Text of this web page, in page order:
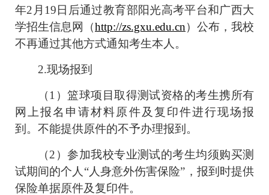
年2 月 19 日后通过教育部阳光高考平台和广西大
学招生信息网（http://zs.gxu.edu.cn）公布，我校
不再通过其他方式通知考生本人。
2.现场报到
（1 ）篮球项目取得测试资格的考生携所有
网上报名申请材料原件及复印件进行现场报
到。不能提供原件的不予办理报到。
（2 ）参加我校专业测试的考生均须购买测
试期间的个人“人身意外伤害保险”，报到时提供
保险单据原件及复印件。